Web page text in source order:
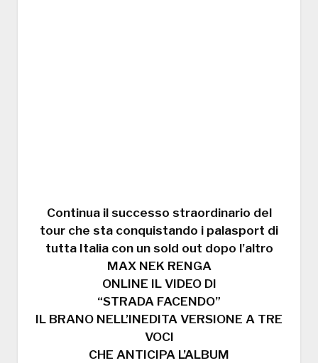
Continua il successo straordinario del
tour che sta conquistando i palasport di
tutta Italia con un sold out dopo l’altro
MAX NEK RENGA
ONLINE IL VIDEO DI
“STRADA FACENDO”
IL BRANO NELL’INEDITA VERSIONE A TRE
VOCI
CHE ANTICIPA L’ALBUM